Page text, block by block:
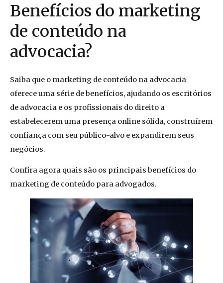
Benefícios do marketing
de conteúdo na
advocacia?
Saiba que o marketing de conteúdo na advocacia
oferece uma série de benefícios, ajudando os escritórios
de advocacia e os profissionais do direito a
estabelecerem uma presença online sólida, construírem
confiança com seu público-alvo e expandirem seus
negócios.
Confira agora quais são os principais benefícios do
marketing de conteúdo para advogados.